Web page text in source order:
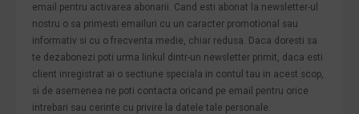
email pentru activarea abonarii. Cand esti abonat la newsletter-ul
nostru o sa primesti emailuri cu un caracter promotional sau
informativ si cu o frecventa medie, chiar redusa. Daca doresti sa
te dezabonezi poti urma linkul dintr-un newsletter primit, daca esti
client inregistrat ai o sectiune speciala in contul tau in acest scop,
si de asemenea ne poti contacta oricand pe email pentru orice
intrebari sau cerinte cu privire la datele tale personale.